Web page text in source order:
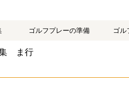
ゴルフプレーの準備 ゴル
集 ま行